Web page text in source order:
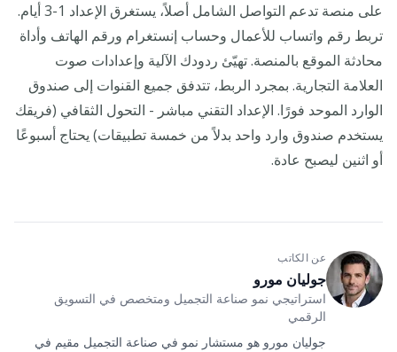
على منصة تدعم التواصل الشامل أصلاً، يستغرق الإعداد 1-3 أيام.
تربط رقم واتساب للأعمال وحساب إنستغرام ورقم الهاتف وأداة
محادثة الموقع بالمنصة. تهيّئ ردودك الآلية وإعدادات صوت
العلامة التجارية. بمجرد الربط، تتدفق جميع القنوات إلى صندوق
الوارد الموحد فورًا. الإعداد التقني مباشر - التحول الثقافي (فريقك
يستخدم صندوق وارد واحد بدلاً من خمسة تطبيقات) يحتاج أسبوعًا
أو اثنين ليصبح عادة.
عن الكاتب
جوليان مورو
استراتيجي نمو صناعة التجميل ومتخصص في التسويق
الرقمي
جوليان مورو هو مستشار نمو في صناعة التجميل مقيم في